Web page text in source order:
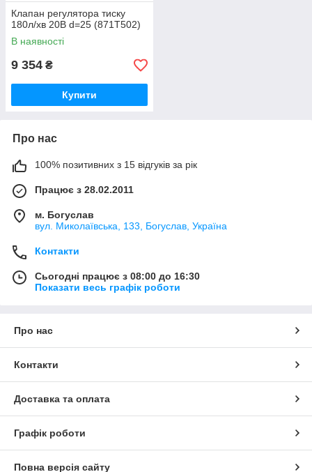
Клапан регулятора тиску
180л/хв 20B d=25 (871T502)
В наявності
9 354 ₴
Купити
Про нас
100% позитивних з 15 відгуків за рік
Працює з 28.02.2011
м. Богуслав
вул. Миколаївська, 133, Богуслав, Україна
Контакти
Сьогодні працює з 08:00 до 16:30
Показати весь графік роботи
Про нас
Контакти
Доставка та оплата
Графік роботи
Повна версія сайту